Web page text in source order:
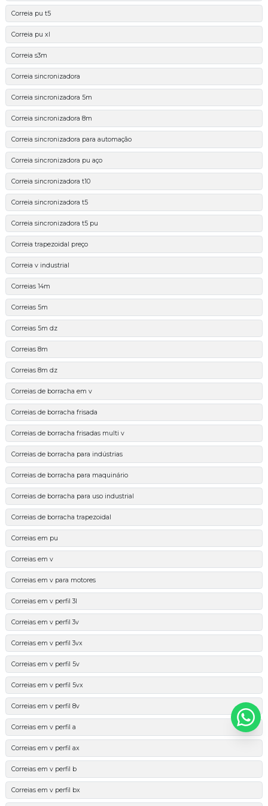
Correia pu t5
Correia pu xl
Correia s3m
Correia sincronizadora
Correia sincronizadora 5m
Correia sincronizadora 8m
Correia sincronizadora para automação
Correia sincronizadora pu aço
Correia sincronizadora t10
Correia sincronizadora t5
Correia sincronizadora t5 pu
Correia trapezoidal preço
Correia v industrial
Correias 14m
Correias 5m
Correias 5m dz
Correias 8m
Correias 8m dz
Correias de borracha em v
Correias de borracha frisada
Correias de borracha frisadas multi v
Correias de borracha para indústrias
Correias de borracha para maquinário
Correias de borracha para uso industrial
Correias de borracha trapezoidal
Correias em pu
Correias em v
Correias em v para motores
Correias em v perfil 3l
Correias em v perfil 3v
Correias em v perfil 3vx
Correias em v perfil 5v
Correias em v perfil 5vx
Correias em v perfil 8v
Correias em v perfil a
Correias em v perfil ax
Correias em v perfil b
Correias em v perfil bx